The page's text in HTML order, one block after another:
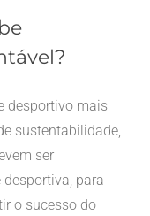
desportivo mais
sustentabilidade,
ser
para
o sucesso do